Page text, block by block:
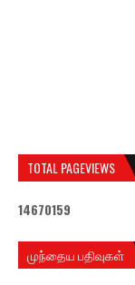
TOTAL PAGEVIEWS
14670159
முந்தைய பதிவுகள்